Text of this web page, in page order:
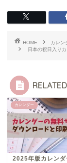
HOME
カレン
日本の祝日入り
カレンダー
2025年版カレンダ